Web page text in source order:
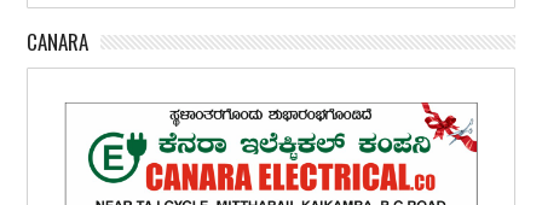
CANARA